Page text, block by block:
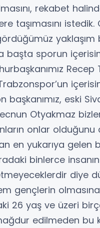
rekabet
taşımasını istedik.
yaklaşım
başta sporun
Recep
başkanımız, eski
Otyakmaz
onlar olduğunu
en yukarıya gelen
binlerce
diye
gençlerin
26 yaş ve üzeri
edilmeden bu